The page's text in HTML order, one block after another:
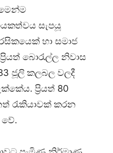
සැපයූ
හා සමාජ
බොරැල්ල නිවාස
ජූලි කලබල වලදී
ප්‍රියත් 80
රැකියාවක් කරන